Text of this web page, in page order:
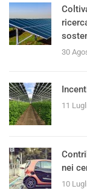
30
11
nei
10